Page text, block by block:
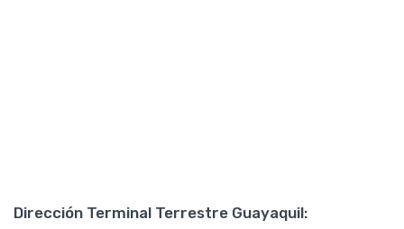
Dirección Terminal Terrestre Guayaquil: